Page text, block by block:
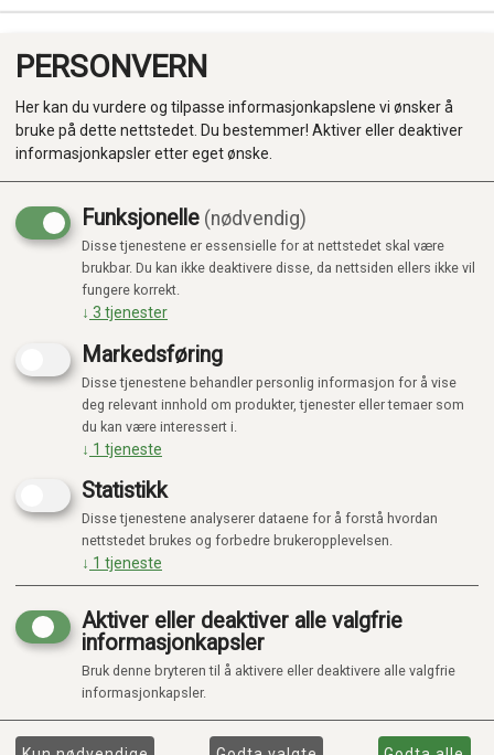
Produkter
Kategorier
Kampanje
PERSONVERN
Her kan du vurdere og tilpasse informasjonkapslene vi ønsker å
bruke på dette nettstedet. Du bestemmer! Aktiver eller deaktiver
informasjonkapsler etter eget ønske.
Funksjonelle (nødvendig)
Disse tjenestene er essensielle for at nettstedet skal være
brukbar. Du kan ikke deaktivere disse, da nettsiden ellers ikke vil
fungere korrekt.
↓ 3 tjenester
Markedsføring
Disse tjenestene behandler personlig informasjon for å vise
deg relevant innhold om produkter, tjenester eller temaer som
du kan være interessert i.
↓ 1 tjeneste
Statistikk
Disse tjenestene analyserer dataene for å forstå hvordan
nettstedet brukes og forbedre brukeropplevelsen.
↓ 1 tjeneste
Aktiver eller deaktiver alle valgfrie
informasjonkapsler
Bruk denne bryteren til å aktivere eller deaktivere alle valgfrie
informasjonkapsler.